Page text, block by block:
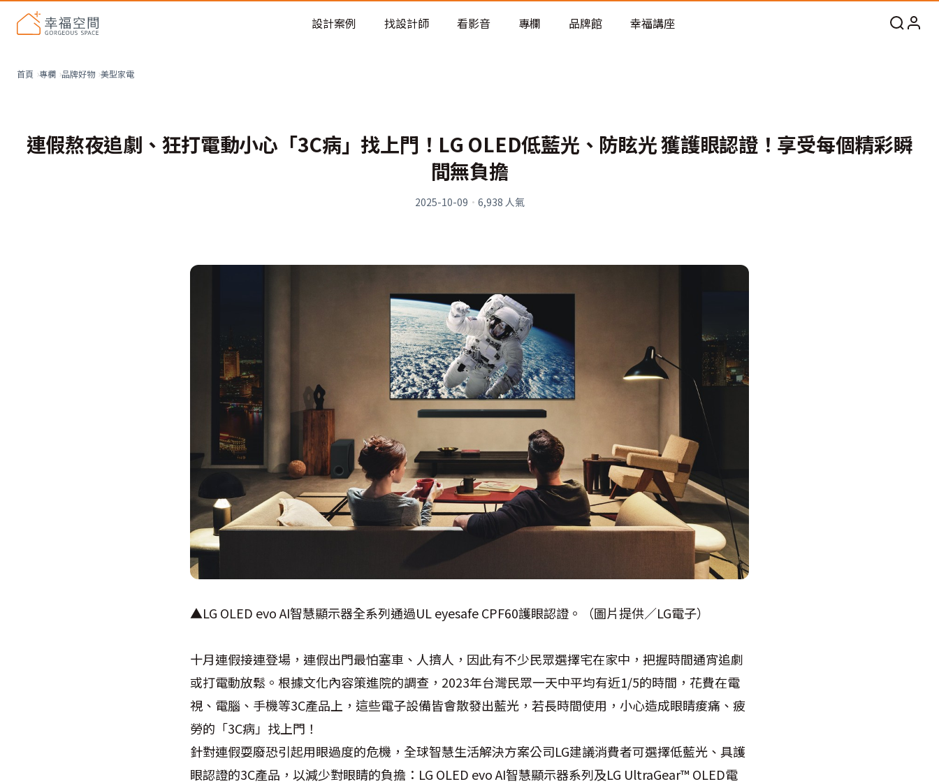
老屋預算分配與高 CP 值煥新術
設計案例 找設計師 看影音 專欄 品牌館 幸福講座
首頁 專欄 品牌好物 美型家電
連假熬夜追劇、狂打電動小心「3C病」找上門！LG OLED低藍光、防眩光 獲護眼認證！享受每個精彩瞬
間無負擔
2025-10-09 · 6,938 人氣
▲LG OLED evo AI智慧顯示器全系列通過UL eyesafe CPF60護眼認證。（圖片提供／LG電子）
十月連假接連登場，連假出門最怕塞車、人擠人，因此有不少民眾選擇宅在家中，把握時間通宵追劇
或打電動放鬆。根據文化內容策進院的調查，2023年台灣民眾一天中平均有近1/5的時間，花費在電
視、電腦、手機等3C產品上，這些電子設備皆會散發出藍光，若長時間使用，小心造成眼睛痠痛、疲
勞的「3C病」找上門！
針對連假耍廢恐引起用眼過度的危機，全球智慧生活解決方案公司LG建議消費者可選擇低藍光、具護
眼認證的3C產品，以減少對眼睛的負擔：LG OLED evo AI智慧顯示器系列及LG UltraGear™ OLED電